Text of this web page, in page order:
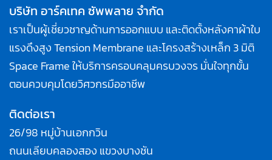
บริษัท อาร์คเทค ซัพพลาย จำกัด
เราเป็นผู้เชี่ยวชาญด้านการออกแบบ และติดตั้งหลังคาผ้าใบ
แรงดึงสูง Tension Membrane และโครงสร้างเหล็ก 3 มิติ
Space Frame ให้บริการครอบคลุมครบวงจร มั่นใจทุกขั้น
ตอนควบคุมโดยวิศวกรมืออาชีพ
ติดต่อเรา
26/98 หมู่บ้านเอกกวิน
ถนนเลียบคลองสอง แขวงบางชัน